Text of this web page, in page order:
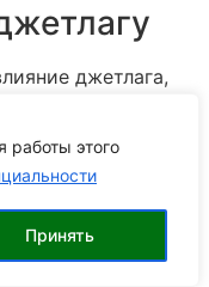
работы этого
Принять
джетлага,
Профиль Позвонить